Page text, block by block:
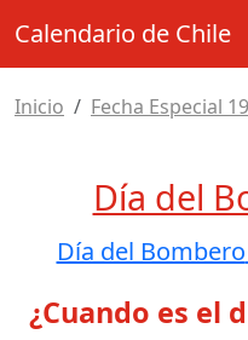
Calendario de Chile
Inicio Fecha Especial
Día del
Día del Bombero
¿Cuando es el